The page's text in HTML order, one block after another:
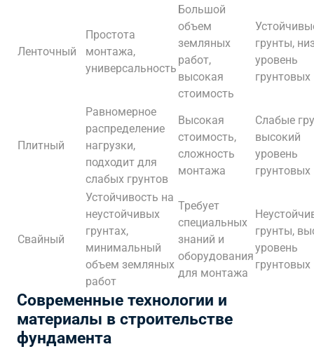
Ленточный
Простота
монтажа,
универсальность
Большой
объем
земляных
работ,
высокая
стоимость
грунты,
уровень
грунтовых
Плитный
Равномерное
распределение
нагрузки,
подходит для
слабых грунтов
Высокая
стоимость,
сложность
монтажа
Слабые
высокий
уровень
грунтовых
Свайный
Устойчивость на
неустойчивых
грунтах,
минимальный
объем земляных
работ
Требует
специальных
знаний и
оборудования
для монтажа
грунты,
уровень
грунтовых
Современные технологии и
материалы в строительстве
фундамента